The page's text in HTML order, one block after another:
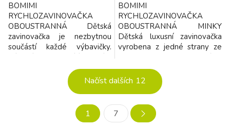
BOMIMI
RYCHLOZAVINOVAČKA
OBOUSTRANNÁ Dětská
zavinovačka je nezbytnou
součástí každé výbavičky.
bezpečnější, když bere své
děťátko do náruče. Dě
BOMIMI
RYCHLOZAVINOVAČKA
OBOUSTRANNÁ MINKY
Dětská luxusní zavinovačka
vyrobena z jedné strany ze
jemného, hřejivého a
luxusního materiálu MINKY.
Zavinovačka je nezbytnou
Díky n
Načíst dalších 12
1 7